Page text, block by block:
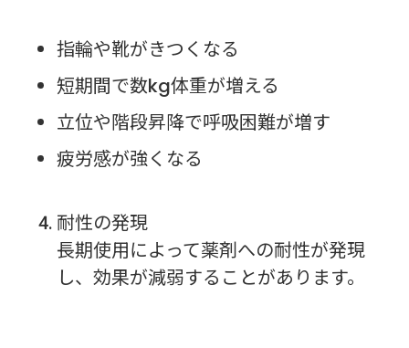
指輪や靴がきつくなる
短期間で数kg体重が増える
立位や階段昇降で呼吸困難が増す
疲労感が強くなる
耐性の発現
長期使用によって薬剤への耐性が発現
し、効果が減弱することがあります。